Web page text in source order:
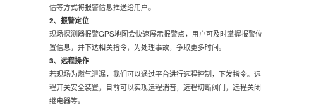
信等方式将报警信息推送给用户。
2、报警定位
现场探测器报警GPS地图会快速展示报警点，用户可及时掌握报警位
置信息，并下达相关指令，为处理事故，争取更多时间。
3、远程操作
若现场为燃气泄漏，我们可以通过平台进行远程控制，下发指令。远
程开关安全装置，目前可以实现远程消音，远程切断阀门，远程关闭
继电器等。